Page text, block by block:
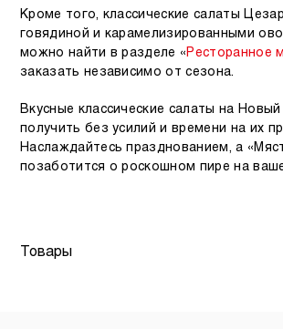
Кроме того, классические салаты
говядиной и карамелизированными
можно найти в разделе « Ресторанное
заказать независимо от сезона.
Вкусные классические салаты на
получить без усилий и времени на их
Наслаждайтесь празднованием, а
позаботится о роскошном пире на
Товары